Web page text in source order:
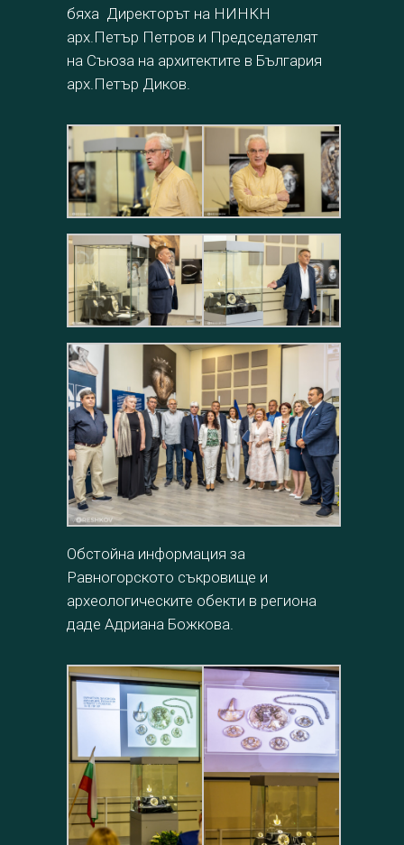
бяха Директорът на НИНКН
арх.Петър Петров и Председателят
на Съюза на архитектите в България
арх.Петър Диков.
Обстойна информация за
Равногорското съкровище и
археологическите обекти в региона
даде Адриана Божкова.